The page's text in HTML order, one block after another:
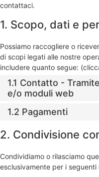
contattaci.
1. Scopo, dati e
Possiamo raccogliere o
di scopi legati alle nostre
includere quanto segue:
1.1 Contatto -
e/o moduli web
1.2 Pagamenti
2. Condivisione
Condividiamo o rilasciamo
esclusivamente per i seguenti